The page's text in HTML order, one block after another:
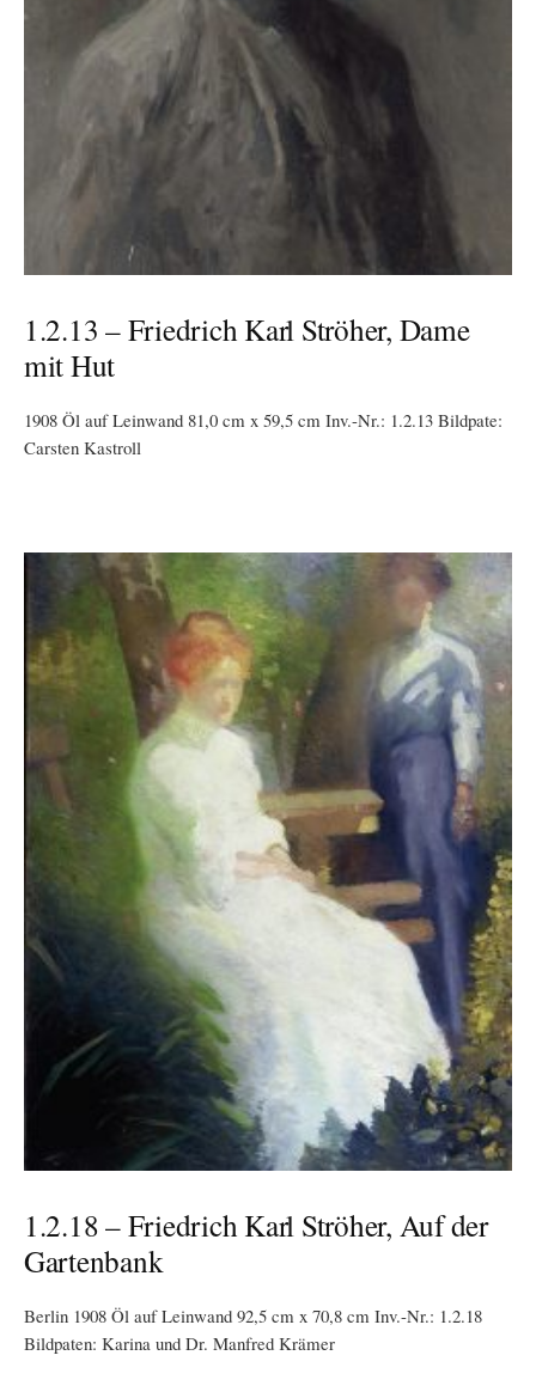
1.2.13 – Friedrich Karl Ströher, Dame
mit Hut
1908 Öl auf Leinwand 81,0 cm x 59,5 cm Inv.-Nr.: 1.2.13 Bildpate:
Carsten Kastroll
1.2.18 – Friedrich Karl Ströher, Auf der
Gartenbank
Berlin 1908 Öl auf Leinwand 92,5 cm x 70,8 cm Inv.-Nr.: 1.2.18
Bildpaten: Karina und Dr. Manfred Krämer